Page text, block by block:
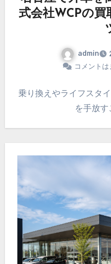
式会社WCPの買
admin
コメント
乗り換えやライフスタ
を手放